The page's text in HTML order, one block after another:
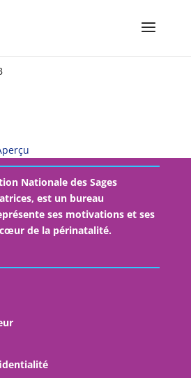
4-10-a-17H
Nationale des Sages
est un bureau
ses motivations et ses
de la périnatalité.